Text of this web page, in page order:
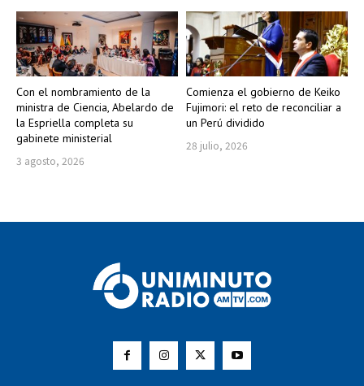
Con el nombramiento de la
ministra de Ciencia, Abelardo de
la Espriella completa su
gabinete ministerial
3 agosto, 2026
Comienza el gobierno de Keiko
Fujimori: el reto de reconciliar a
un Perú dividido
28 julio, 2026